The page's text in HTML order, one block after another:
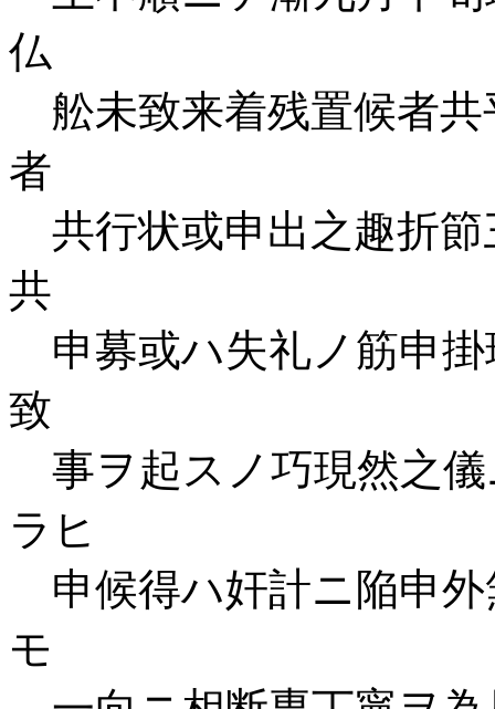
仏
舩未致来着残置候者共
者
共行状或申出之趣折節
共
申募或ハ失礼ノ筋申掛
致
事ヲ起スノ巧現然之儀
ラヒ
申候得ハ奸計ニ陥申外
モ